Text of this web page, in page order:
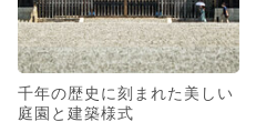
千年の歴史に刻まれた美しい
庭園と建築様式